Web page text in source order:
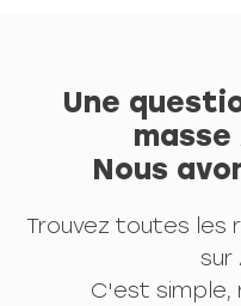
Une
Nous
Trouvez toutes les
sur
C'est